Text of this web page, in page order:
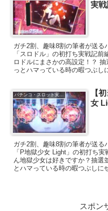
実戦
ガチ2割、趣味8割の筆者が送る
「スロドル」の初打ち実戦記
ロドルにまさかの高設定！？ 抽
っとハマっている時の暇つぶし
パチンコ・スロット実戦記
【
女
ガチ2割、趣味8割の筆者が送る
「P地獄少女 Light」の初打ち
ん地獄少女は好きですか？抽選
とハマっている時の暇つぶしに
スポン